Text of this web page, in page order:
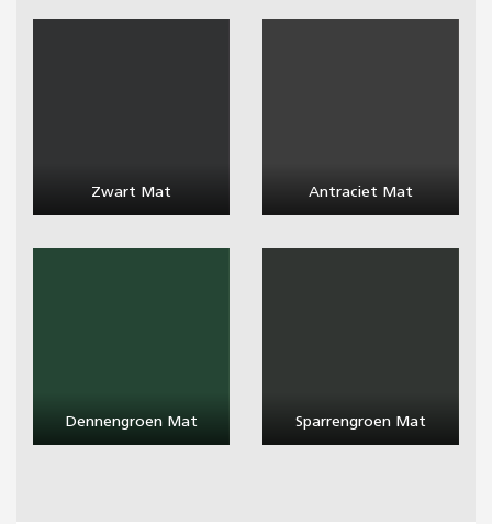
Zwart Mat Antraciet Mat
Dennengroen Mat Sparrengroen Mat